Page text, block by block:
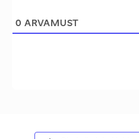
0 ARVAMUST